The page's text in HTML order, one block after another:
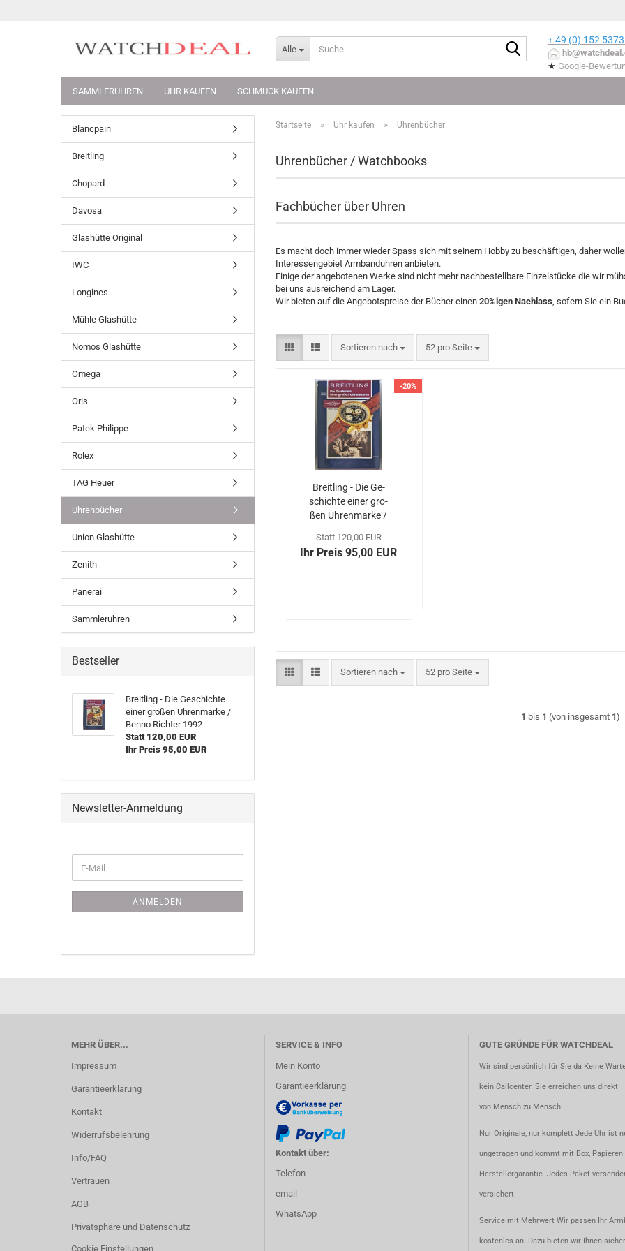
Alle
Suche...+ 49 (0) 152
★ Google-
SAMMLERUHREN UHR KAUFEN SCHMUCK KAUFEN
Startseite » Uhr kaufen » Uhrenbücher
Uhrenbücher / Watchbooks
Fachbücher über Uhren
Es macht doch immer wieder Spass sich mit seinem Hobby zu beschäftigen, daher
Interessengebiet Armbanduhren anbieten.
Einige der angebotenen Werke sind nicht mehr nachbestellbare Einzelstücke die wir
bei uns ausreichend am Lager.
Wir bieten auf die Angebotspreise der Bücher einen 20%igen Nachlass, sofern Sie ein
Sortieren nach
Sortieren nach 52 pro Seite
pro Seite
-20%
Breit­ling - Die Ge­
schich­te einer gro­
ßen Uh­ren­mar­ke /
1992
Statt 120,00 EUR
Ihr Preis 95,00 EUR
Sortieren nach
Sortieren nach 52 pro Seite
pro Seite
1 bis 1 (von insgesamt 1)
Blancpain
Breitling
Chopard
Davosa
Glashütte Original
IWC
Longines
Mühle Glashütte
Nomos Glashütte
Omega
Oris
Patek Philippe
Rolex
TAG Heuer
Uhrenbücher
Union Glashütte
Zenith
Panerai
Sammleruhren
Bestseller
Breit­ling - Die Ge­schich­te
einer gro­ßen Uh­ren­mar­ke /
Benno Rich­ter 1992
Statt 120,00 EUR
Ihr Preis 95,00 EUR
Newsletter-Anmeldung
ZUR
E-
Mail
ANMELDEN
MEHR ÜBER...
Impressum
Garantieerklärung
Kontakt
Widerrufsbelehrung
Info/FAQ
Vertrauen
AGB
Privatsphäre und Datenschutz
Cookie Einstellungen
SERVICE & INFO
Mein Konto
Garantieerklärung
Kontakt über:
Telefon
email
WhatsApp
GUTE GRÜNDE FÜR WATCHDEAL
Wir sind persönlich für Sie da Keine
kein Callcenter. Sie erreichen uns direkt
von Mensch zu Mensch.
Nur Originale, nur komplett Jede Uhr ist
ungetragen und kommt mit Box, Papieren
Herstellergarantie. Jedes Paket
versichert.
Service mit Mehrwert Wir passen Ihr
kostenlos an. Dazu bieten wir Ihnen